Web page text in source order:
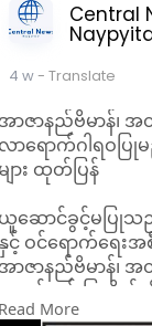
Central
4 w- Translate
ာဇာနည်ဗိမာန်၊
ာရောက်ဂါရဝပ
ျား ထုတ်ပြန်
ဆောင်ခွင့်မပြုသည့်
င့် ဝင်ရောက်ရေး
ာဇာနည်ဗိမာန်၊ အ
ောင်ဆန်းပြတိုက်သို့
တ်မှတ်ထားသည့် စည်
More